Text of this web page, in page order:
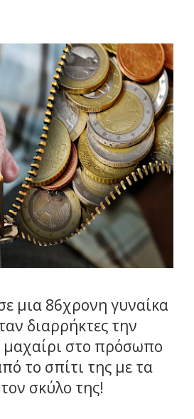
μια 86χρονη γυναίκα
διαρρήκτες την
στο πρόσωπο
το σπίτι της με τα
σκύλο της!